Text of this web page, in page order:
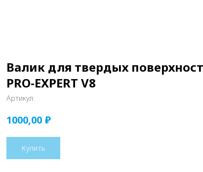
Валик для твердых
PRO-EXPERT V8
Артикул:
1000,00 ₽
Купить